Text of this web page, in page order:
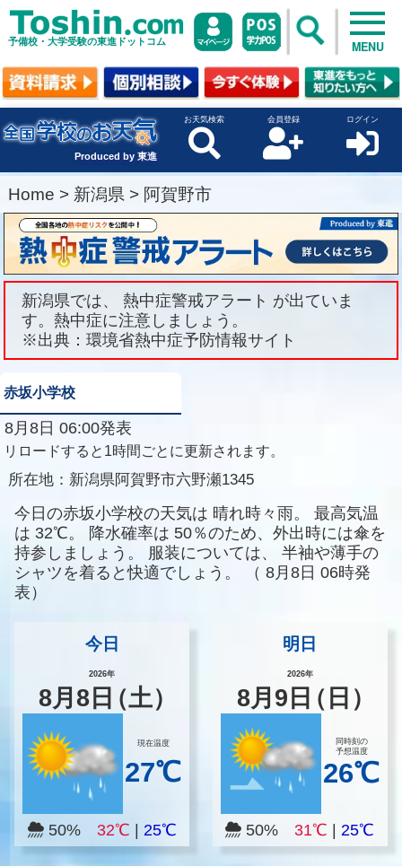
予備校・大学受験の東進ドットコム MENU
Produced by 東進
お天気検索 会員登録 ログイン
Home > 新潟県 > 阿賀野市
新潟県では、 熱中症警戒アラート が出ていま
す。熱中症に注意しましょう。
※出典：環境省熱中症予防情報サイト
赤坂小学校
8月8日 06:00発表
リロードすると1時間ごとに更新されます。
所在地： 新潟県阿賀野市六野瀬1345
今日の赤坂小学校の天気は 晴れ時々雨。
最高気温
は 32℃。 降水確率は 50％のため、外出時には傘を
持参しましょう。
服装については、
半袖や薄手の
シャツを着ると快適でしょう。
（ 8月8日 06時発
表）
今日
2026年
8月8 日（土）
現在温度
27℃
50% 32℃ 25℃
明日
2026年
8月 9 日（日）
同時刻の
予想温度
26℃
50% 31℃ |25℃